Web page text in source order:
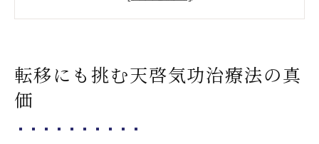
考察
転移にも挑む天啓気功治療法の真
価